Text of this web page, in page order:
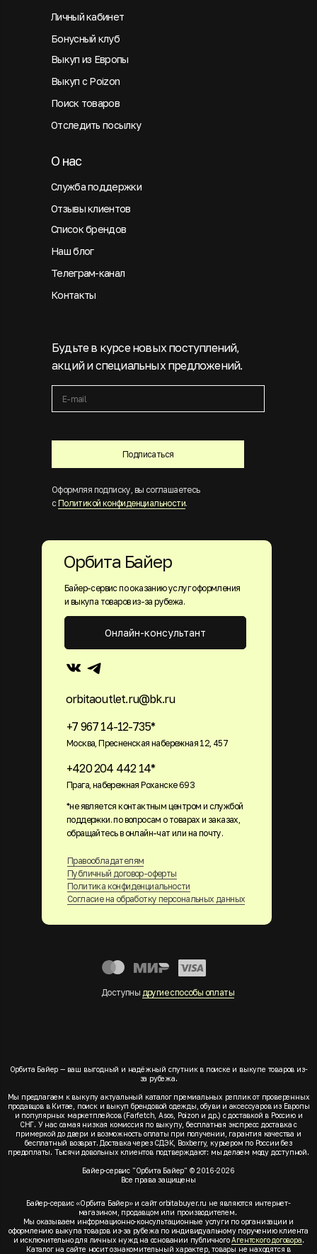
Подписаться
Будьте в курсе новых поступлений,
акций и специальных предложений.
Оформляя подписку, вы соглашаетесь
с Политикой конфиденциальности.
Личный кабинет
Бонусный клуб
Выкуп из Европы
Выкуп с Poizon
Поиск товаров
Отследить посылку
Служба поддержки
О нас
Отзывы клиентов
Список брендов
Наш блог
Телеграм-канал
Контакты
Байер-сервис по оказанию услуг оформления
и выкупа товаров из-за рубежа.
+7 967 14-12-735*
Москва, Пресненская набережная 12, 457
+420 204 442 14*
Прага, набережная Роханске 693
orbitaoutlet.ru@bk.ru
Правообладателям
Публичный договор-оферты
Политика конфиденциальности
Согласие на обработку персональных данных
Онлайн-консультант
Орбита Байер
Доступны другие способы оплаты
*не является контактным центром и службой
поддержки. по вопросам о товарах и заказах,
обращайтесь в онлайн-чат или на почту.
Орбита Байер — ваш выгодный и надёжный спутник в поиске и выкупе товаров из-
за рубежа.
Мы предлагаем к выкупу актуальный каталог премиальных реплик от проверенных
продавцов в Китае, поиск и выкуп брендовой одежды, обуви и аксессуаров из Европы
и популярных маркетплейсов (Farfetch, Asos, Poizon и др.) с доставкой в Россию и
СНГ. У нас самая низкая комиссия по выкупу, бесплатная экспресс доставка с
примеркой до двери и возможность оплаты при получении, гарантия качества и
бесплатный возврат. Доставка через СДЭК, Boxberry, курьером по России без
предоплаты. Тысячи довольных клиентов подтверждают: мы делаем моду доступной.
Байер-сервис "Орбита Байер" © 2016-2026
Все права защищены
Байер-сервис «Орбита Байер» и сайт orbitabuyer.ru не являются интернет-
магазином, продавцом или производителем.
Мы оказываем информационно-консультационные услуги по организации и
оформлению выкупа товаров из-за рубежа по индивидуальному поручению клиента
и исключительно для личных нужд на основании публичногоАгентского договора.
Каталог на сайте носит ознакомительный характер, товары не находятся в